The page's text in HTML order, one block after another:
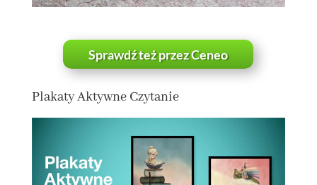
Sprawdź też przez Ceneo
Plakaty Aktywne Czytanie